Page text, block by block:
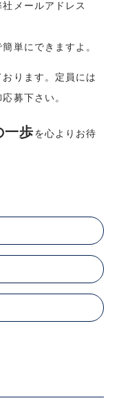
メールアドレス
単にできますよ。
ります。定員には
募下さい。
一歩を心よりお待